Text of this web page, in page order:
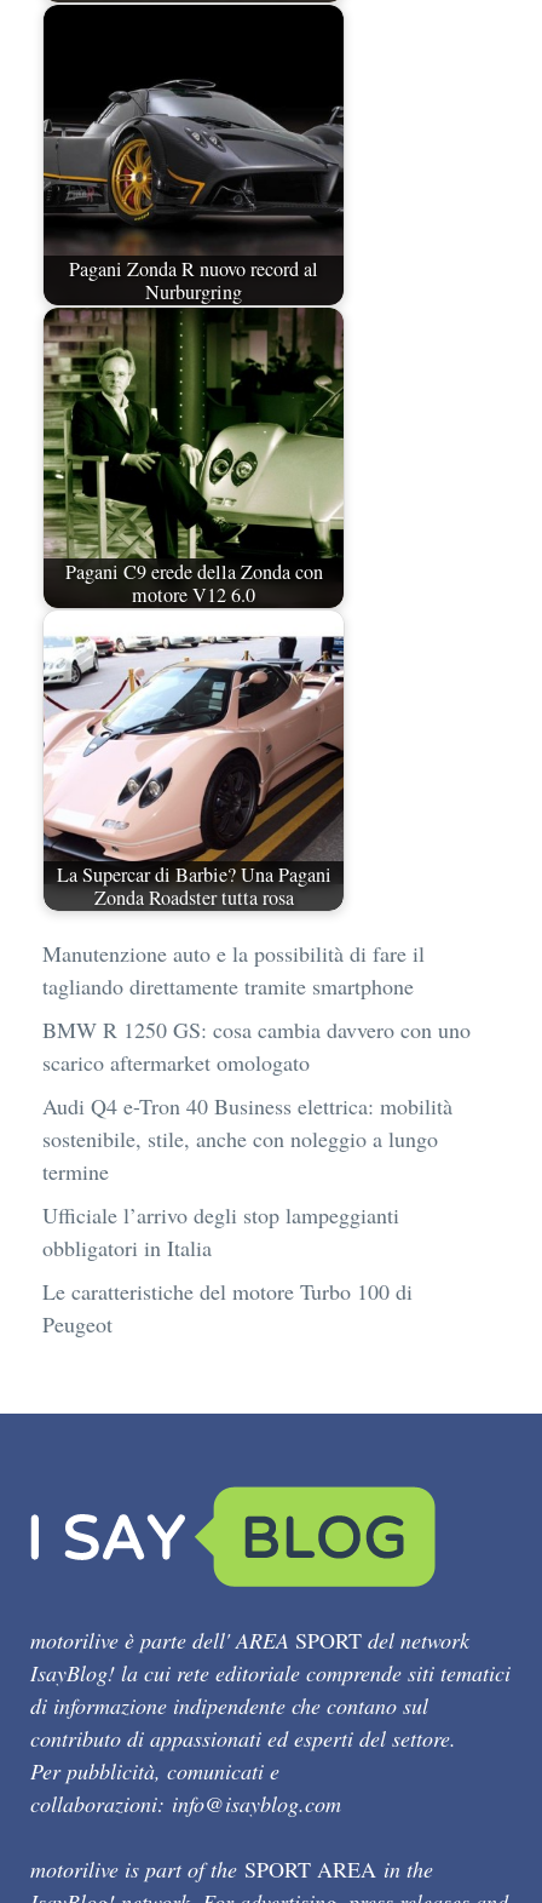
Pagani Zonda R nuovo record al
Nurburgring
Pagani C9 erede della Zonda con
motore V12 6.0
La Supercar di Barbie? Una Pagani
Zonda Roadster tutta rosa
Manutenzione auto e la possibilità di fare il
tagliando direttamente tramite smartphone
BMW R 1250 GS: cosa cambia davvero con uno
scarico aftermarket omologato
Audi Q4 e-Tron 40 Business elettrica: mobilità
sostenibile, stile, anche con noleggio a lungo
termine
Ufficiale l’arrivo degli stop lampeggianti
obbligatori in Italia
Le caratteristiche del motore Turbo 100 di
Peugeot
motorilive è parte dell' AREA SPORT del network
IsayBlog! la cui rete editoriale comprende siti tematici
di informazione indipendente che contano sul
contributo di appassionati ed esperti del settore.
Per pubblicità, comunicati e
collaborazioni: info@isayblog.com
motorilive is part of the SPORT AREA in the